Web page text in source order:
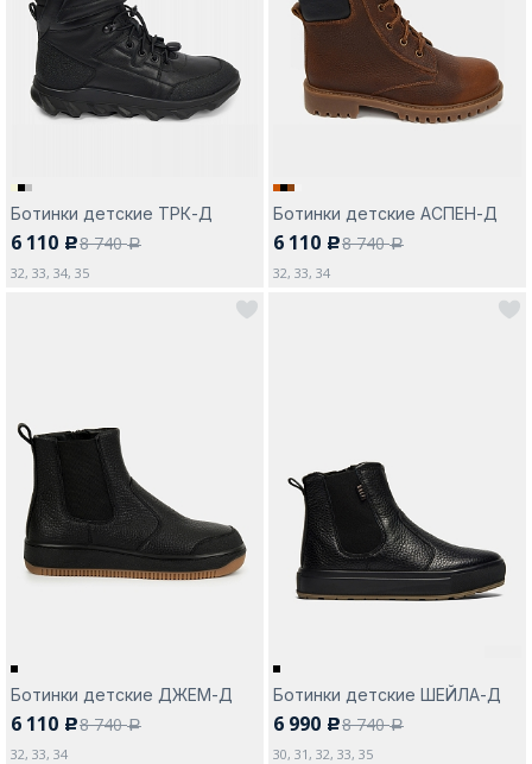
Ботинки детские ТРК-Д
6 110 c8 740a
32, 33, 34, 35
Ботинки детские АСПЕН-Д
6 110 c8 740a
32, 33, 34
Ботинки детские ДЖЕМ-Д
6 110 c8 740a
32, 33, 34
Ботинки детские ШЕЙЛА-Д
6 990 c8 740a
30, 31, 32, 33, 35